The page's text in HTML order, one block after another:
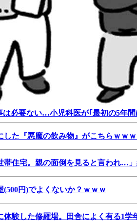
は必要ない…小児科医が｢最初の5年
した『悪魔の飲み物』がこちらｗｗ
帯住宅。親の面倒を見ると言われ…
(500円)でよくないか？ｗｗｗ
体験した修羅場。田舎によく有る1